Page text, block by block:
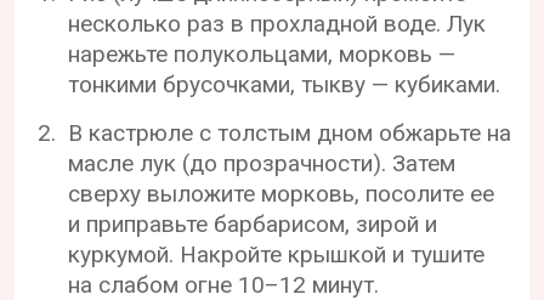
несколько раз в прохладной воде. Лук
нарежьте полукольцами, морковь —
тонкими брусочками, тыкву — кубиками.
В кастрюле с толстым дном обжарьте на
масле лук (до прозрачности). Затем
сверху выложите морковь, поcолите ее
и приправьте барбарисом, зирой и
куркумой. Накройте крышкой и тушите
на слабом огне 10–12 минут.